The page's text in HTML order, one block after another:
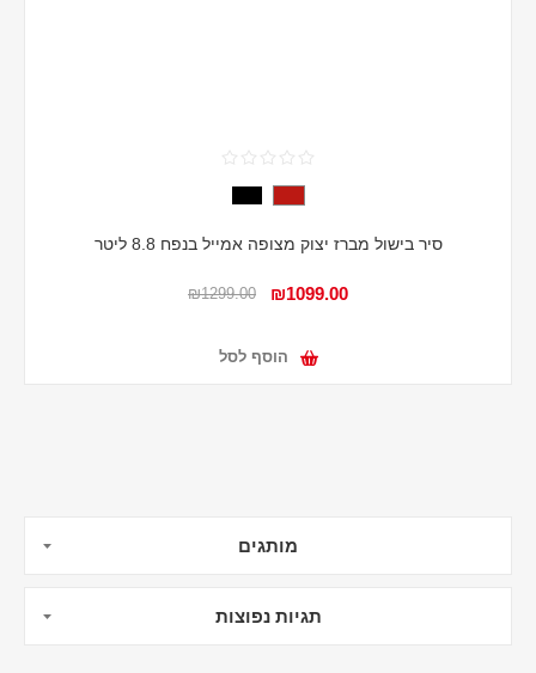
סיר בישול מברז יצוק מצופה אמייל בנפח 8.8 ליטר
₪1099.00
₪1299.00
הוסף לסל
מותגים
תגיות נפוצות